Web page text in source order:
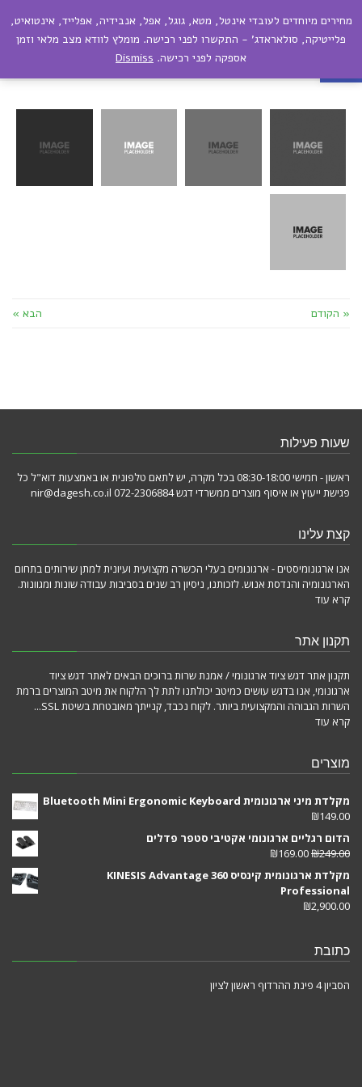
פתח סרגל נגישות
תפריט
גשר המנעולים
« הקודם הבא »
שעות פעילות
ראשון - חמישי 08:30-18:00 בכל מקרה, יש לתאם טלפונית או באמצעות דוא"ל כל
פגישת ייעוץ או איסוף מוצרים ממשרדי דגש 072-2306884 nir@dagesh.co.il
קצת עלינו
אנו ארגונומיסטים - ארגונומים בעלי הכשרה מקצועית ועיונית למתן שירותים בתחום
הארגונומיה והנדסת אנוש. לזכותנו, ניסיון רב שנים בסביבות עבודה שונות ומגוונות.
קרא עוד
תקנון אתר
תקנון אתר דגש ציוד ארגונומי / אמנת שרות ברוכים הבאים לאתר דגש ציוד
ארגונומי, אנו בדגש עושים כמיטב יכולתנו לתת לך הלקוח את מיטב המוצרים ברמת
השרות הגבוהה והמקצועית ביותר. לקוח נכבד, קנייתך מאובטחת בשיטת SSL...
קרא עוד
מוצרים
מקלדת מיני ארגונומית Bluetooth Mini Ergonomic Keyboard
₪149.00
הדום רגליים ארגונומי אקטיבי סטפר פדלים
₪249.00
₪169.00
מקלדת ארגונומית קינסיס KINESIS Advantage 360
Professional
₪2,900.00
כתובת
הסביון 4 פינת ההרדוף ראשון לציון
מחירים מיוחדים לעובדי אינטל, מטא, גוגל, אפל, אנבידיה, אפלייד, אינטואיט,
פלייטיקה, סולאראדג' - התקשרו לפני רכישה. מומלץ לוודא מצב מלאי וזמן
אספקה לפני רכישה. Dismiss